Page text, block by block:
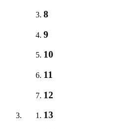
8
9
10
11
12
13